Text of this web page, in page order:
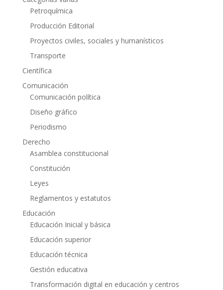
Petroquímica
Producción Editorial
Proyectos civiles, sociales y humanísticos
Transporte
Científica
Comunicación
Comunicación política
Diseño gráfico
Periodismo
Derecho
Asamblea constitucional
Constitución
Leyes
Reglamentos y estatutos
Educación
Educación Inicial y básica
Educación superior
Educación técnica
Gestión educativa
Transformación digital en educación y centros